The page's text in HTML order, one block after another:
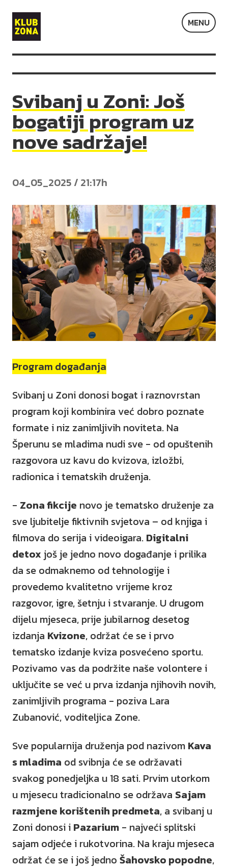
Klub
Zona
MENU
Svibanj u Zoni: Još
bogatiji program uz
nove sadržaje!
04_05_2025 / 21:17h
Program događanja
Svibanj u Zoni donosi bogat i raznovrstan
program koji kombinira već dobro poznate
formate i niz zanimljivih noviteta. Na
Šperunu se mladima nudi sve - od opuštenih
razgovora uz kavu do kvizova, izložbi,
radionica i tematskih druženja.
- Zona fikcije novo je tematsko druženje za
sve ljubitelje fiktivnih svjetova – od knjiga i
filmova do serija i videoigara. Digitalni
detox još je jedno novo događanje i prilika
da se odmaknemo od tehnologije i
provedemo kvalitetno vrijeme kroz
razgovor, igre, šetnju i stvaranje. U drugom
dijelu mjeseca, prije jubilarnog desetog
izdanja Kvizone, održat će se i prvo
tematsko izdanje kviza posvećeno sportu.
Pozivamo vas da podržite naše volontere i
uključite se već u prva izdanja njihovih novih,
zanimljivih programa - poziva Lara
Zubanović, voditeljica Zone.
Sve popularnija druženja pod nazivom Kava
s mladima od svibnja će se održavati
svakog ponedjeljka u 18 sati. Prvim utorkom
u mjesecu tradicionalno se održava Sajam
razmjene korištenih predmeta, a svibanj u
Zoni donosi i Pazarium - najveći splitski
sajam odjeće i rukotvorina. Na kraju mjeseca
održat će se i još jedno Šahovsko popodne,